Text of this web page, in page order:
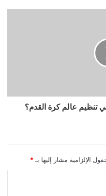
تنظيم عالم كرة القدم؟
الإلزامية مشار إليها بـ *